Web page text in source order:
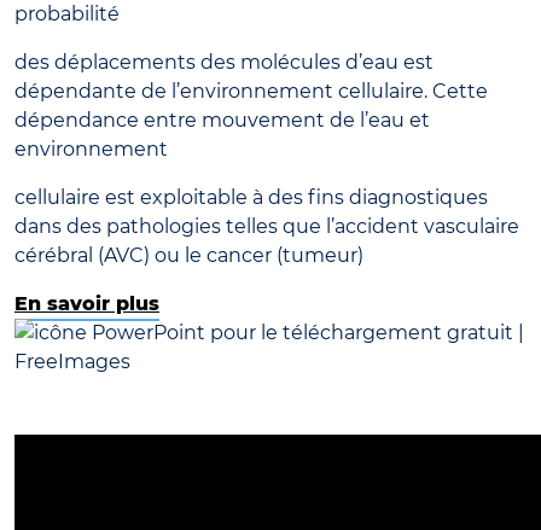
probabilité
des déplacements des molécules d’eau est
dépendante de l’environnement cellulaire. Cette
dépendance entre mouvement de l’eau et
environnement
cellulaire est exploitable à des fins diagnostiques
dans des pathologies telles que l’accident vasculaire
cérébral (AVC) ou le cancer (tumeur)
En savoir plus